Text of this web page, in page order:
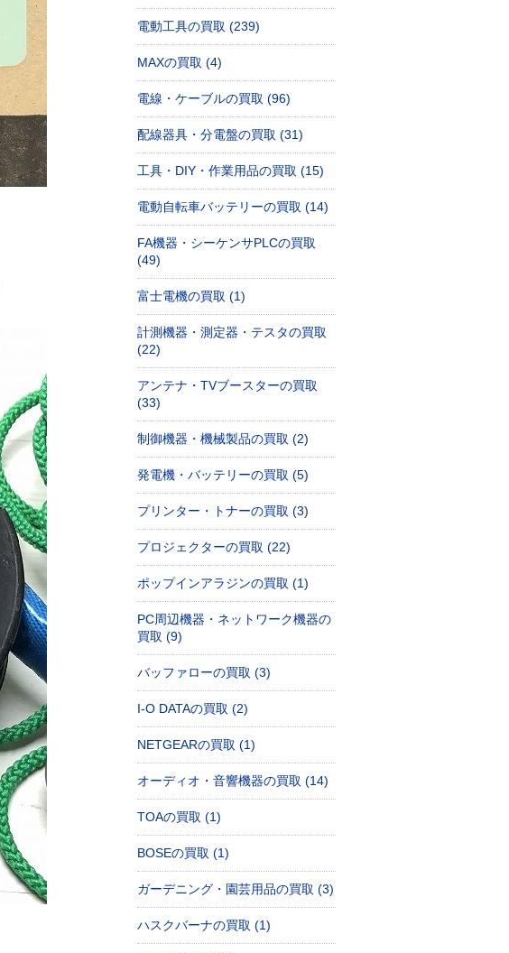
電動工具の買取 (239)
MAXの買取 (4)
電線・ケーブルの買取 (96)
配線器具・分電盤の買取 (31)
工具・DIY・作業用品の買取 (15)
電動自転車バッテリーの買取 (14)
FA機器・シーケンサPLCの買取
(49)
富士電機の買取 (1)
計測機器・測定器・テスタの買取
(22)
アンテナ・TVブースターの買取
(33)
制御機器・機械製品の買取 (2)
発電機・バッテリーの買取 (5)
プリンター・トナーの買取 (3)
プロジェクターの買取 (22)
ポップインアラジンの買取 (1)
PC周辺機器・ネットワーク機器の
買取 (9)
バッファローの買取 (3)
I-O DATAの買取 (2)
NETGEARの買取 (1)
オーディオ・音響機器の買取 (14)
TOAの買取 (1)
BOSEの買取 (1)
ガーデニング・園芸用品の買取 (3)
ハスクバーナの買取 (1)